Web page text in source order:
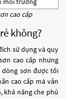
cao cấp
không?
sử dụng và quy
cao cấp nhưng
sơn được tối
cao cấp mà vẫn
khả năng che phủ